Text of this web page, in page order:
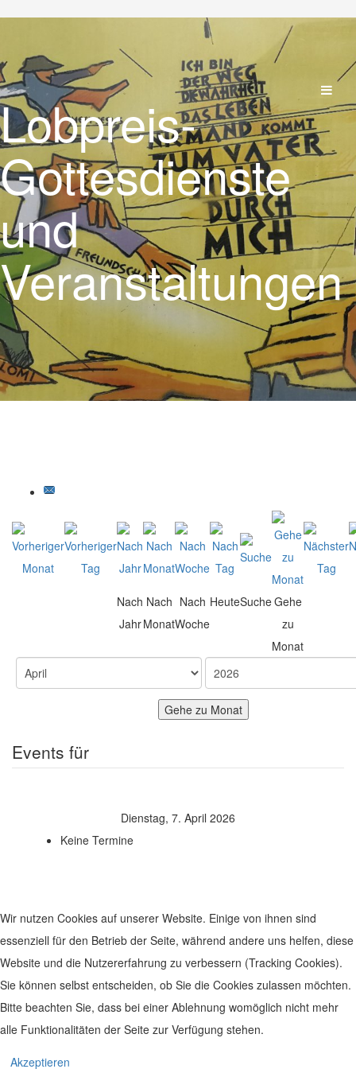
Lobpreis-
Gottesdienste
und
Veranstaltungen
Nach
Jahr
Nach
Monat
Nach
Woche
HeuteSucheGehe
zu
Monat
Gehe zu Monat
Events für
Dienstag, 7. April 2026
Keine Termine
© 2019 Leben im Zentrum. Realisiert von www.geh-online.eu
Impressum|
Wir nutzen Cookies auf unserer Website. Einige von ihnen sind
essenziell für den Betrieb der Seite, während andere uns helfen, diese
Website und die Nutzererfahrung zu verbessern (Tracking Cookies).
Sie können selbst entscheiden, ob Sie die Cookies zulassen möchten.
Bitte beachten Sie, dass bei einer Ablehnung womöglich nicht mehr
alle Funktionalitäten der Seite zur Verfügung stehen.
Akzeptieren